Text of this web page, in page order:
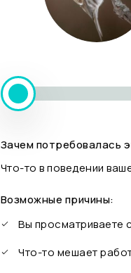
Зачем потребовалась
Что-то в поведении
Возможные причины:
Вы просматриваете
Что-то мешает